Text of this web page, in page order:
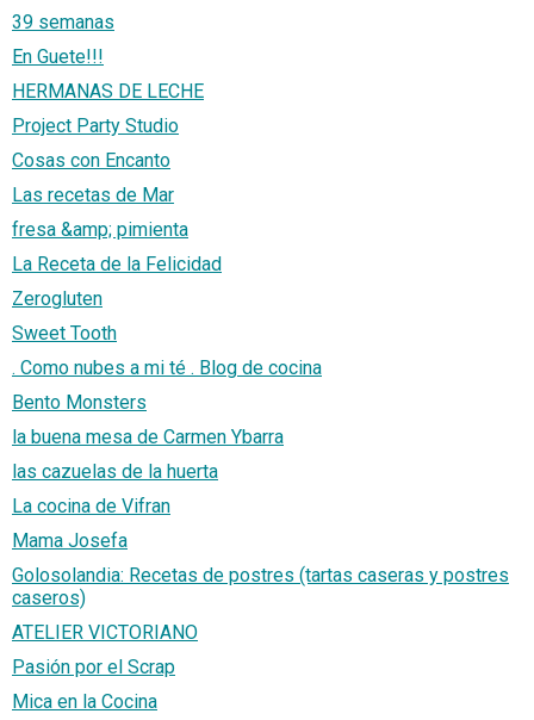
39 semanas
En Guete!!!
HERMANAS DE LECHE
Project Party Studio
Cosas con Encanto
Las recetas de Mar
fresa &amp; pimienta
La Receta de la Felicidad
Zerogluten
Sweet Tooth
. Como nubes a mi té . Blog de cocina
Bento Monsters
la buena mesa de Carmen Ybarra
las cazuelas de la huerta
La cocina de Vifran
Mama Josefa
Golosolandia: Recetas de postres (tartas caseras y postres
caseros)
ATELIER VICTORIANO
Pasión por el Scrap
Mica en la Cocina